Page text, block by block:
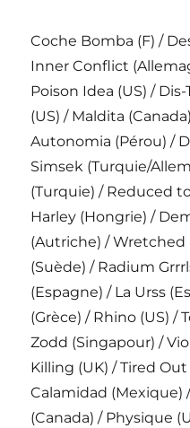
Coche Bomba (F) /
Inner Conflict
Poison Idea (US) /
(US) / Maldita
Autonomia (Pérou) /
Simsek (Turquie/
(Turquie) / Reduced
Harley (Hongrie) /
(Autriche) / Wretched
(Suède) / Radium
(Espagne) / La Urss
(Grèce) / Rhino (US) /
Zodd (Singapour) /
Killing (UK) / Tired
Calamidad (Mexique)
(Canada) / Physique